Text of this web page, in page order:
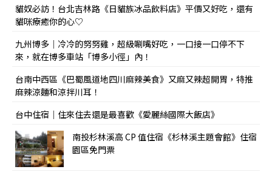
貓奴必訪！台北吉林路《日貓族冰品飲料店》平價又好吃，還有
貓咪療癒你的心♡
九州博多｜冷冷的努努雞，超級唰嘴好吃，一口接一口停不下
來，就在博多車站「博多小徑」內！
台南中西區《巴蜀風道地四川麻辣美食》又麻又辣超開胃，特推
麻辣涼麵和涼拌川耳！
台中住宿｜住來住去還是最喜歡《愛麗絲國際大飯店》
南投杉林溪高 CP 值住宿《杉林溪主題會館》住宿
園區免門票